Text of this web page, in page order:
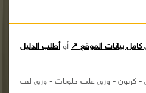
بيانات الموقع ↗ أوأطلب الدليل
- كرتون - ورق علب حلويات - ورق لف